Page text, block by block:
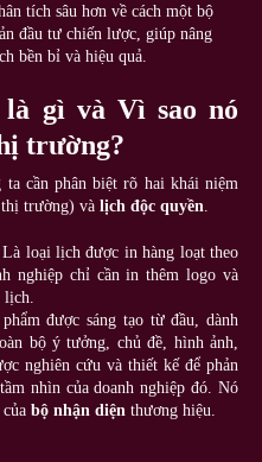
tích sâu hơn về cách một bộ
đầu tư chiến lược, giúp nâng
bền bỉ và hiệu quả.
gì và Vì sao nó
trường?
cần phân biệt rõ hai khái niệm
trường) và lịch độc quyền.
Là loại lịch được in hàng loạt theo
nghiệp chỉ cần in thêm logo và
lịch.
được sáng tạo từ đầu, dành
bộ ý tưởng, chủ đề, hình ảnh,
nghiên cứu và thiết kế để phản
nhìn của doanh nghiệp đó. Nó
bộ nhận diện thương hiệu.